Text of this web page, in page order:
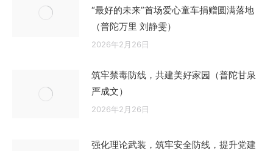
“最好的未来”首场爱心童车捐赠圆满落地
（普陀万里 刘静雯）
2026年2月26日
筑牢禁毒防线，共建美好家园（普陀甘泉
严成文）
2026年2月26日
强化理论武装，筑牢安全防线，提升党建